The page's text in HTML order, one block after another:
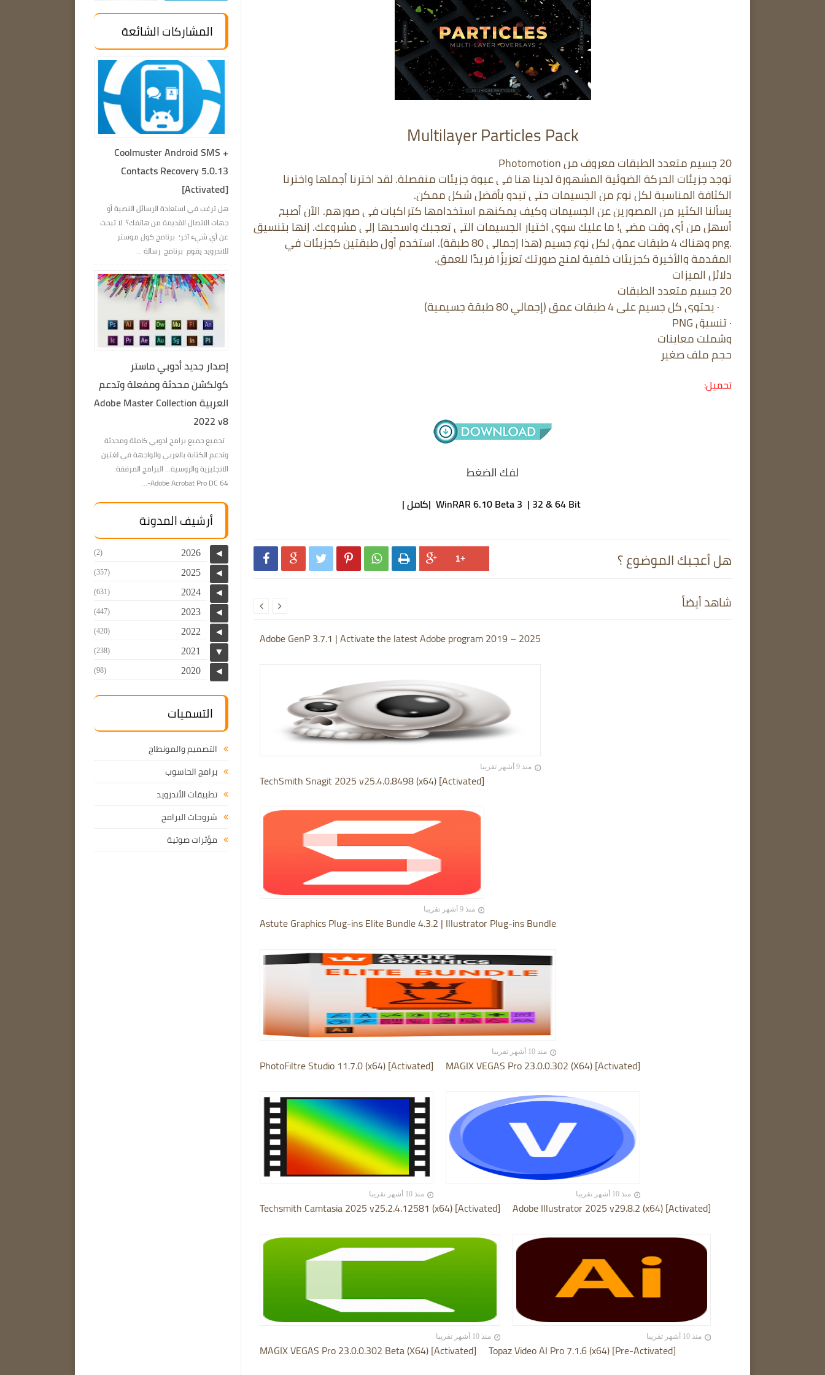
Multilayer Particles Pack
20 جسيم متعدد الطبقات معروف من Photomotion
توجد جزيئات الحركة الضوئية المشهورة لدينا هنا في عبوة جزيئات منفصلة. لقد اخترنا أجملها واخترنا
الكثافة المناسبة لكل نوع من الجسيمات حتى تبدو بأفضل شكل ممكن.
يسألنا الكثير من المصورين عن الجسيمات وكيف يمكنهم استخدامها كتراكبات في صورهم. الآن أصبح
أسهل من أي وقت مضى! ما عليك سوى اختيار الجسيمات التي تعجبك واسحبها إلى مشروعك. إنها بتنسيق
.png وهناك 4 طبقات عمق لكل نوع جسيم (هذا إجمالي 80 طبقة). استخدم أول طبقتين كجزيئات في
المقدمة والأخيرة كجزيئات خلفية لمنح صورتك تعزيزًا فريدًا للعمق.
دلائل الميزات
20 جسيم متعدد الطبقات
· يحتوي كل جسيم على 4 طبقات عمق (إجمالي 80 طبقة جسيمية)
· تنسيق PNG
وشملت معاينات
حجم ملف صغير
تحميل:
لفك الضغط
هل أعجبك الموضوع ؟      
شاهد أيضاً
Adobe GenP 3.7.1 | Activate the latest Adobe program 2019 – 2025
منذ 9 أشهر تقريبا
TechSmith Snagit 2025 v25.4.0.8498 (x64) [Activated]
منذ 9 أشهر تقريبا
Astute Graphics Plug-ins Elite Bundle 4.3.2 | Illustrator Plug-ins Bundle
منذ 10 أشهر تقريبا
PhotoFiltre Studio 11.7.0 (x64) [Activated]
منذ 10 أشهر تقريبا
MAGIX VEGAS Pro 23.0.0.302 (X64) [Activated]
منذ 10 أشهر تقريبا
Techsmith Camtasia 2025 v25.2.4.12581 (x64) [Activated]
منذ 10 أشهر تقريبا
Adobe Illustrator 2025 v29.8.2 (x64) [Activated]
منذ 10 أشهر تقريبا
MAGIX VEGAS Pro 23.0.0.302 Beta (X64) [Activated] Topaz Video AI Pro 7.1.6 (x64) [Pre-Activated]
 
المشاركات الشائعة
Coolmuster Android SMS +
Contacts Recovery 5.0.13
[Activated]
هل ترغب في استعادة الرسائل النصية أو
جهات الاتصال القديمة من هاتفك؟ لا تبحث
عن أي شيء آخر؛ برنامج كول موستر
للاندرويد يقوم برنامج رسالة ...
إصدار جديد أدوبي ماستر
كولكشن محدثة ومفعلة وتدعم
العربية Adobe Master Collection
2022 v8
تجميع جميع برامج ادوبي كاملة ومحدثة
وتدعم الكتابة بالعربي والواجهة في لغتين
الانجليزية والروسية… البرامج المرفقة:
Adobe Acrobat Pro DC 64-...
أرشيف المدونة
◄
2026
(2)
◄
2025
(357)
◄
2024
(631)
◄
2023
(447)
◄
2022
(420)
▼
2021
(238)
◄
2020
(98)
التسميات
التصميم والمونطاج
برامج الحاسوب
تطبيقات الأندرويد
شروحات البرامج
مؤثرات صوتية